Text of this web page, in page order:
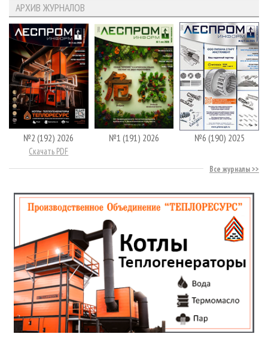
АРХИВ ЖУРНАЛОВ
№2 (192) 2026
Скачать PDF
№1 (191) 2026 №6 (190) 2025
Все журналы